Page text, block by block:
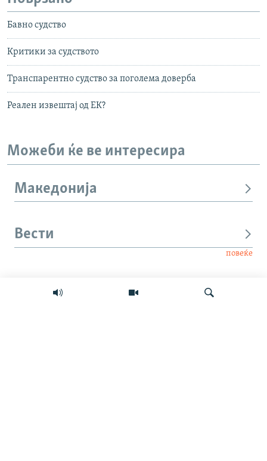
Бавно судство
Критики за судството
Транспарентно судство за поголема доверба
Реален извештај од ЕК?
Можеби ќе ве интересира
Македонија
Вести
повеќе
Интервју